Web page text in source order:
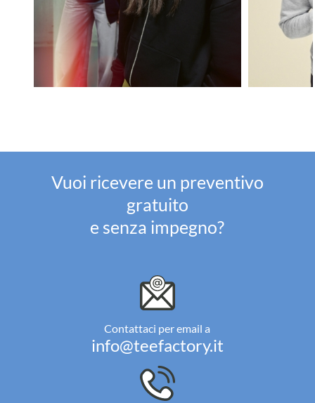
Vuoi ricevere un preventivo
gratuito
e senza impegno?
Contattaci per email a
info@teefactory.it